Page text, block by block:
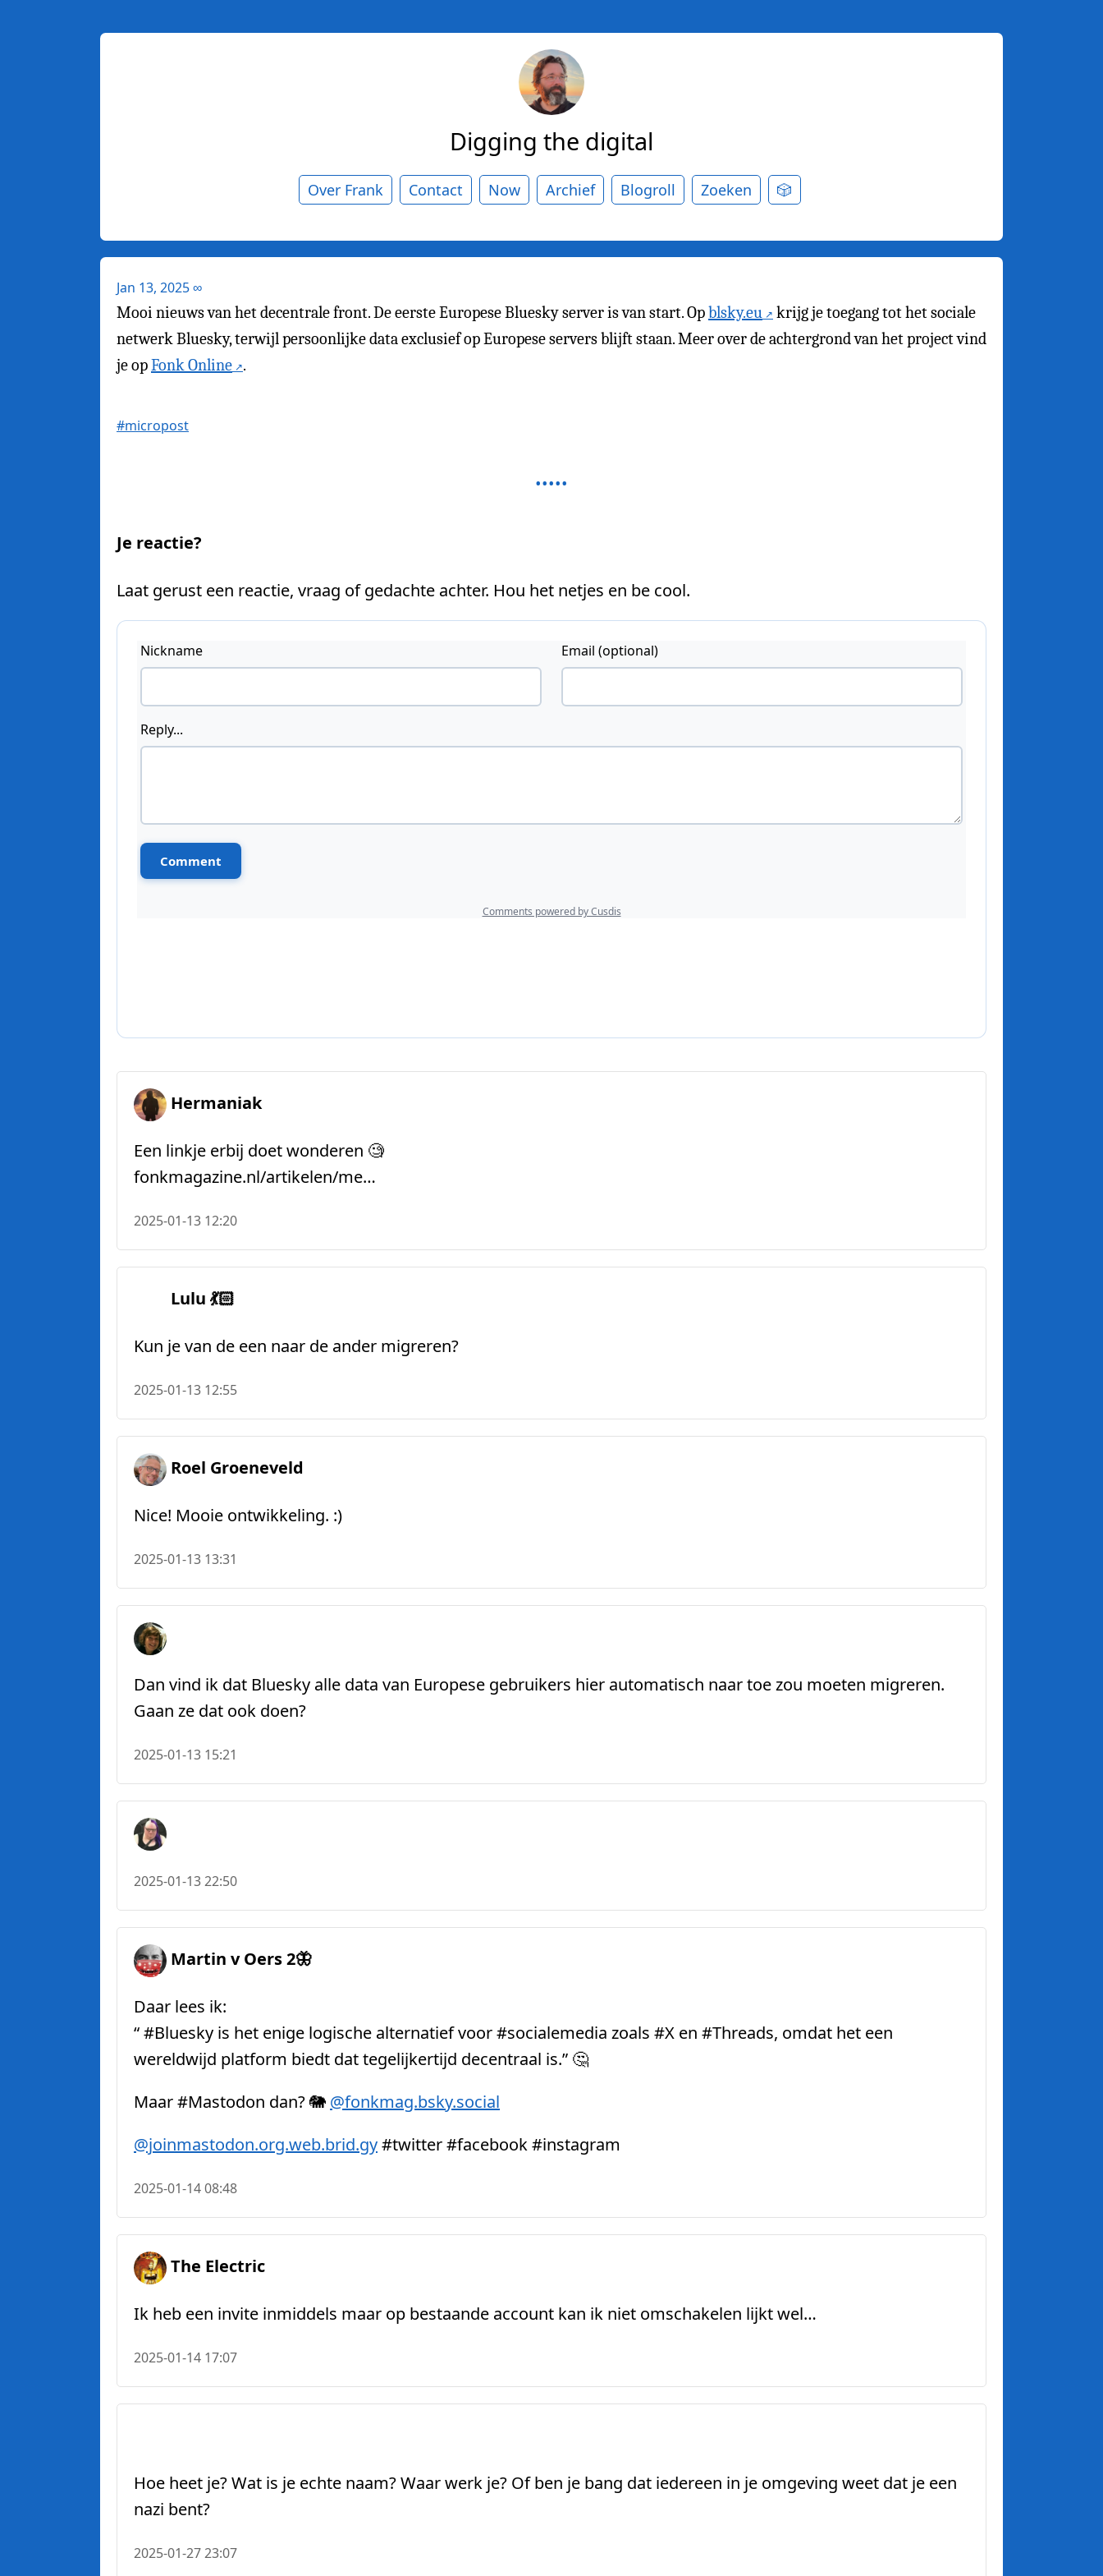
Digging the digital
Over Frank Contact Now Archief Blogroll Zoeken 🎲
Jan 13, 2025∞
Mooi nieuws van het decentrale front. De eerste Europese Bluesky server is van start. Opblsky.eu
krijg je toegang tot het sociale
netwerk Bluesky, terwijl persoonlijke data exclusief op Europese servers blijft staan. Meer over de achtergrond van het project vind
je opFonk Online .
#micropost
Je reactie?
Laat gerust een reactie, vraag of gedachte achter. Hou het netjes en be cool.
Hermaniak
Een linkje erbij doet wonderen 🧐
fonkmagazine.nl/artikelen/me…
2025-01-13 12:20
Lulu 💃🏻
Kun je van de een naar de ander migreren?
2025-01-13 12:55
Roel Groeneveld
Nice! Mooie ontwikkeling. :)
2025-01-13 13:31
Dan vind ik dat Bluesky alle data van Europese gebruikers hier automatisch naar toe zou moeten migreren.
Gaan ze dat ook doen?
2025-01-13 15:21
2025-01-13 22:50
Martin v Oers 2🦋
Daar lees ik:
“ #Bluesky is het enige logische alternatief voor #socialemedia zoals #X en #Threads, omdat het een
wereldwijd platform biedt dat tegelijkertijd decentraal is.” 🤔
Maar #Mastodon dan? 🐘 @fonkmag.bsky.social
@joinmastodon.org.web.brid.gy#twitter #facebook #instagram
2025-01-14 08:48
The Electric
Ik heb een invite inmiddels maar op bestaande account kan ik niet omschakelen lijkt wel…
2025-01-14 17:07
Hoe heet je? Wat is je echte naam? Waar werk je? Of ben je bang dat iedereen in je omgeving weet dat je een
nazi bent?
2025-01-27 23:07